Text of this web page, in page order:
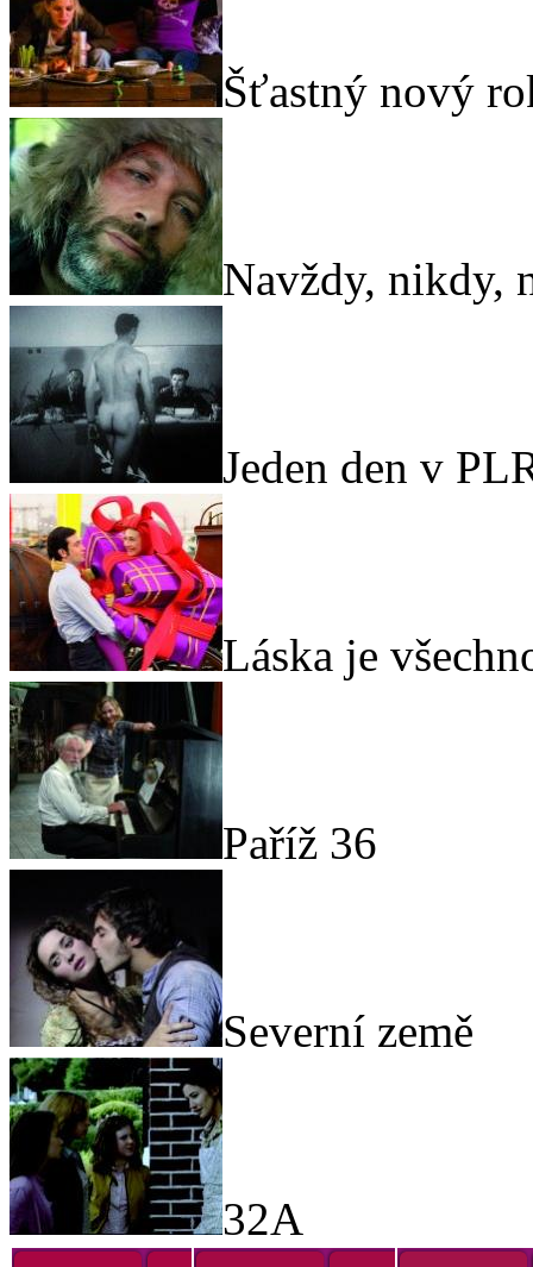
Šťastný nový
Navždy, nikdy,
Jeden den v
Láska je
Paříž 36
Severní země
32A